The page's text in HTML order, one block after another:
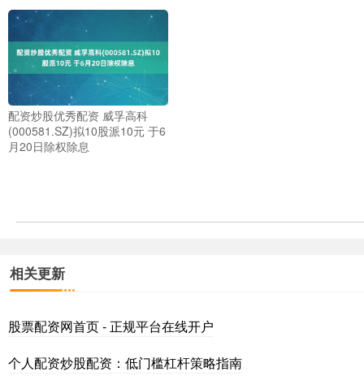
配资炒股优秀配资 威孚高科
(000581.SZ)拟10股派10元 于6
月20日除权除息
相关更新
股票配资网首页 - 正规平台在线开户
个人配资炒股配资：低门槛杠杆策略指南